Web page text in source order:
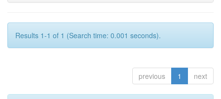
Results 1-1 of 1 (Search time: 0.001 seconds).
previous 1 next